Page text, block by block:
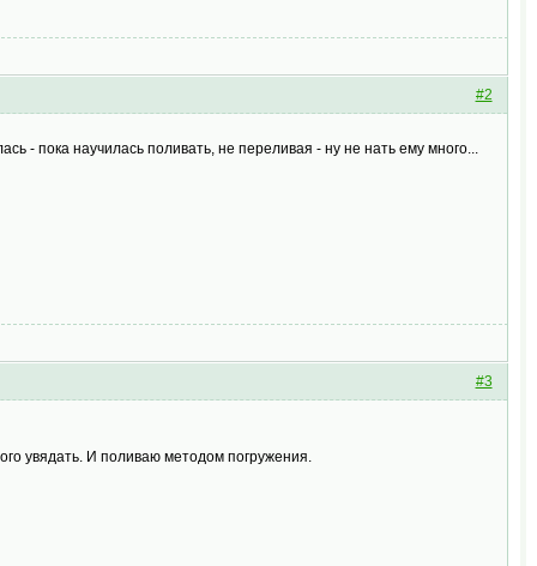
#2
- пока научилась поливать, не переливая - ну не нать ему много...
#3
увядать. И поливаю методом погружения.